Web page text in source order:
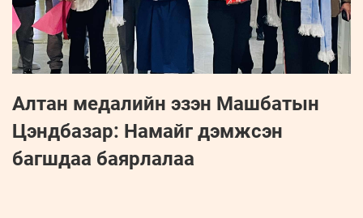
Алтан медалийн эзэн Машбатын
Цэндбазар: Намайг дэмжсэн
багшдаа баярлалаа